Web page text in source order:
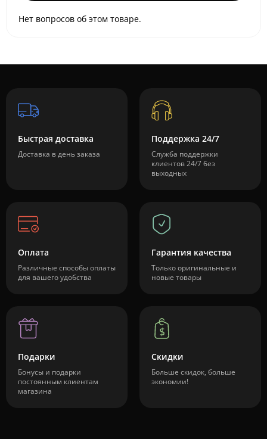
Нет вопросов об этом товаре.
Быстрая доставка
Доставка в день заказа
Поддержка 24/7
Служба поддержки
клиентов 24/7 без
выходных
Оплата
Различные способы оплаты
для вашего удобства
Гарантия качества
Только оригинальные и
новые товары
Подарки
Бонусы и подарки
постоянным клиентам
магазина
Скидки
Больше скидок, больше
экономии!